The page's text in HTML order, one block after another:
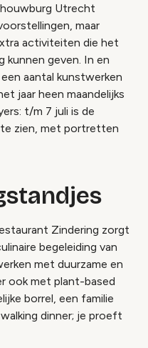
Utrecht
maar
activiteiten die het
kunnen geven. In en
aantal kunstwerken
jaar heen maandelijks
t/m 7 juli is de
zien, met portretten
Zindering zorgt
begeleiding van
met duurzame en
ook met plant-based
borrel, een familie
dinner; je proeft